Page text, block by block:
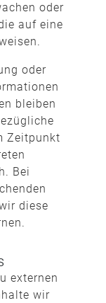
oder
auf eine
oder
bleiben
Zeitpunkt
Bei
diese
externen
wir